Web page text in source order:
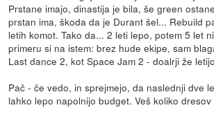
Prstane imajo, dinastija je bila, še green
prstan ima, škoda da je Durant šel... Rebuild
letih komot. Tako da... 2 leti lepo, potem 5 let
primeru si na istem: brez hude ekipe, sam
Last dance 2, kot Space Jam 2 - doalrji že
Pač - če vedo, in sprejmejo, da naslednji dve
lahko lepo napolnijo budget. Veš koliko dresov